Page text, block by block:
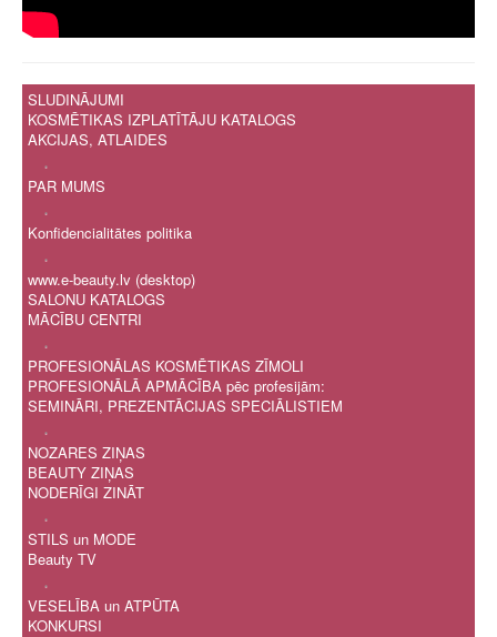
SLUDINĀJUMI
KOSMĒTIKAS IZPLATĪTĀJU KATALOGS
AKCIJAS, ATLAIDES
.
PAR MUMS
.
Konfidencialitātes politika
.
www.e-beauty.lv (desktop)
SALONU KATALOGS
MĀCĪBU CENTRI
.
PROFESIONĀLAS KOSMĒTIKAS ZĪMOLI
PROFESIONĀLĀ APMĀCĪBA pēc profesijām:
SEMINĀRI, PREZENTĀCIJAS SPECIĀLISTIEM
.
NOZARES ZIŅAS
BEAUTY ZIŅAS
NODERĪGI ZINĀT
.
STILS un MODE
Beauty TV
.
VESELĪBA un ATPŪTA
KONKURSI